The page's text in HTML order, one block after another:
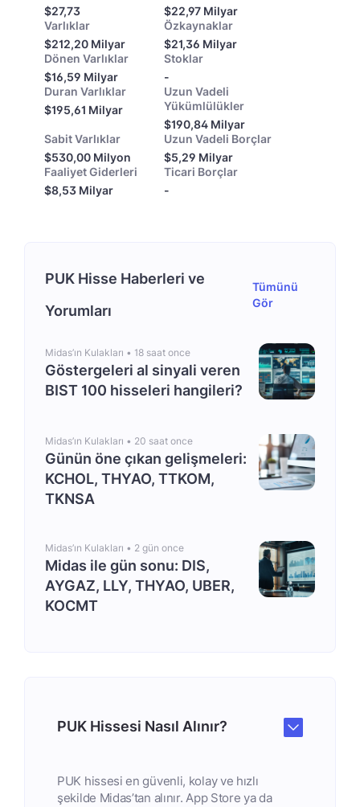
$27,73
$22,97 Milyar
Varlıklar
$212,20 Milyar
Özkaynaklar
$21,36 Milyar
Dönen Varlıklar
$16,59 Milyar
Stoklar
-
Duran Varlıklar
$195,61 Milyar
Uzun Vadeli
Yükümlülükler
$190,84 Milyar
Sabit Varlıklar
$530,00 Milyon
Uzun Vadeli Borçlar
$5,29 Milyar
Faaliyet Giderleri
$8,53 Milyar
Ticari Borçlar
-
PUK Hisse Haberleri ve
Yorumları
Tümünü
Gör
Midas’ın Kulakları • 18 saat once
Göstergeleri al sinyali veren
BIST 100 hisseleri hangileri?
Midas’ın Kulakları • 20 saat once
Günün öne çıkan gelişmeleri:
KCHOL, THYAO, TTKOM,
TKNSA
Midas’ın Kulakları • 2 gün once
Midas ile gün sonu: DIS,
AYGAZ, LLY, THYAO, UBER,
KOCMT
PUK Hissesi Nasıl Alınır?
PUK hissesi en güvenli, kolay ve hızlı
şekilde Midas’tan alınır. App Store ya da